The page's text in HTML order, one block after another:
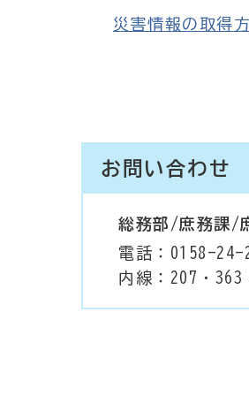
災害情報の取得
お問い合わせ
総務部/庶務課/
電話：0158-24-
内線：207・363